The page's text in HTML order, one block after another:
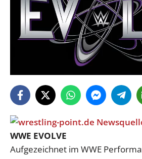
WWE EVOLVE
Aufgezeichnet im WWE